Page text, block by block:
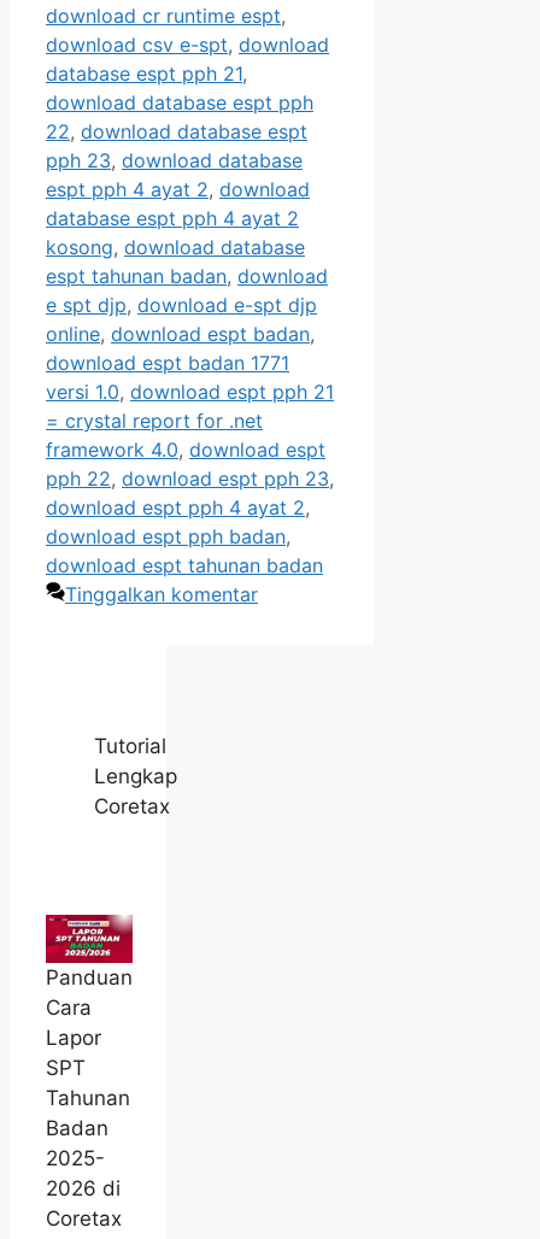
download cr runtime espt,
download csv e-spt, download
database espt pph 21,
download database espt pph
22, download database espt
pph 23, download database
espt pph 4 ayat 2, download
database espt pph 4 ayat 2
kosong, download database
espt tahunan badan, download
e spt djp, download e-spt djp
online, download espt badan,
download espt badan 1771
versi 1.0, download espt pph 21
= crystal report for .net
framework 4.0, download espt
pph 22, download espt pph 23,
download espt pph 4 ayat 2,
download espt pph badan,
download espt tahunan badan
Tinggalkan komentar
Tutorial
Lengkap
Coretax
Panduan
Cara
Lapor
SPT
Tahunan
Badan
2025-
2026 di
Coretax